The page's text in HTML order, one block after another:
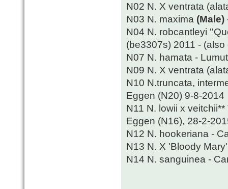
N02 N. X ventrata
N03 N. maxima (Male)
N04 N. robcantleyi
(be3307s) 2011 -
N07 N. hamata -
N09 N. X ventrata
N10 N.truncata,
Eggen (N20) 9-8-2014
N11 N. lowii x
Eggen (N16), 28-2-
N12 N. hookeriana -
N13 N. X 'Bloody
N14 N. sanguinea -